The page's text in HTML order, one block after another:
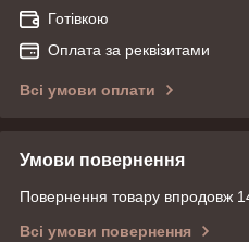
Готівкою
Оплата за реквізитами
Всі умови оплати
Умови повернення
Повернення товару впродовж
Всі умови повернення